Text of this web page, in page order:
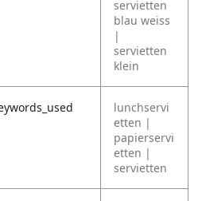
servietten
blau weiss
|
servietten
klein
lunchservi
etten |
papierservi
etten |
servietten